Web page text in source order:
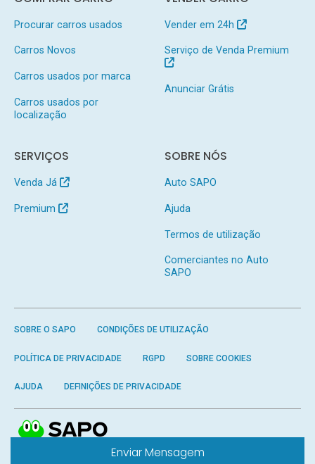
Enviar Mensagem
Procurar carros usados
Carros Novos
Carros usados por marca
Carros usados por
localização
Vender em 24h
Serviço de Venda Premium
Anunciar Grátis
SERVIÇOS
Venda Já
Premium
SOBRE NÓS
Auto SAPO
Ajuda
Termos de utilização
Comerciantes no Auto
SAPO
SOBRE O SAPO CONDIÇÕES DE UTILIZAÇÃO
POLÍTICA DE PRIVACIDADE RGPD SOBRE COOKIES
AJUDA DEFINIÇÕES DE PRIVACIDADE
SAPO- Todos os direitos reservados.